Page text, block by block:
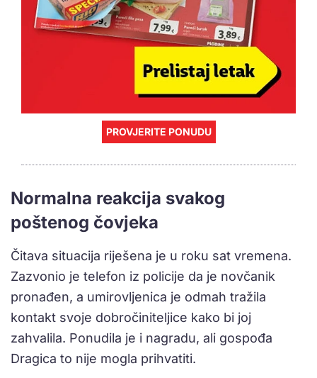
PROVJERITE PONUDU
Normalna reakcija svakog
poštenog čovjeka
Čitava situacija riješena je u roku sat vremena.
Zazvonio je telefon iz policije da je novčanik
pronađen, a umirovljenica je odmah tražila
kontakt svoje dobročiniteljice kako bi joj
zahvalila. Ponudila je i nagradu, ali gospođa
Dragica to nije mogla prihvatiti.